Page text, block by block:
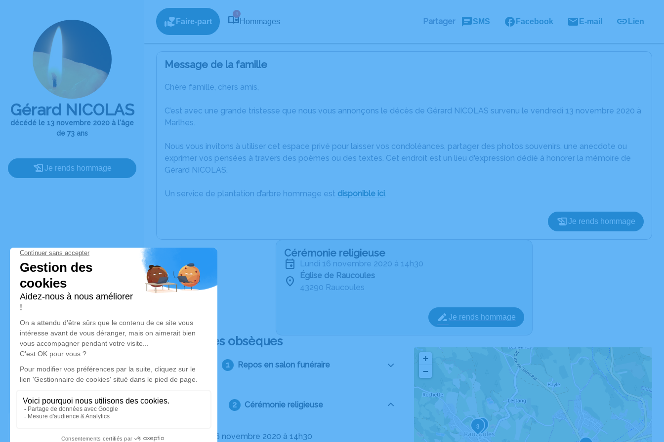
Gérard NICOLAS
décédé le 13 novembre 2020 à l'âge
de 73 ans
Je rends hommage
Faire-part
4
Hommages Partager SMS Facebook E-mail Lien
Message de la famille
Chère famille, chers amis,
C’est avec une grande tristesse que nous vous annonçons le décès de Gérard NICOLAS survenu le vendredi 13 novembre 2020 à
Marlhes.
Nous vous invitons à utiliser cet espace privé pour laisser vos condoléances, partager des photos souvenirs, une anecdote ou
exprimer vos pensées à travers des poèmes ou des textes. Cet endroit est un lieu d'expression dédié à honorer la mémoire de
Gérard NICOLAS.
Un service de plantation d’arbre hommage est disponible ici.
Je rends hommage
Cérémonie religieuse
lundi 16 novembre 2020 à 14h30
Église de Raucoules
43290 Raucoules
Je rends hommage
Déroulé des obsèques
Repos en salon funéraire
Cérémonie religieuse
Le lundi 16 novembre 2020 à 14h30
2
3
+
−